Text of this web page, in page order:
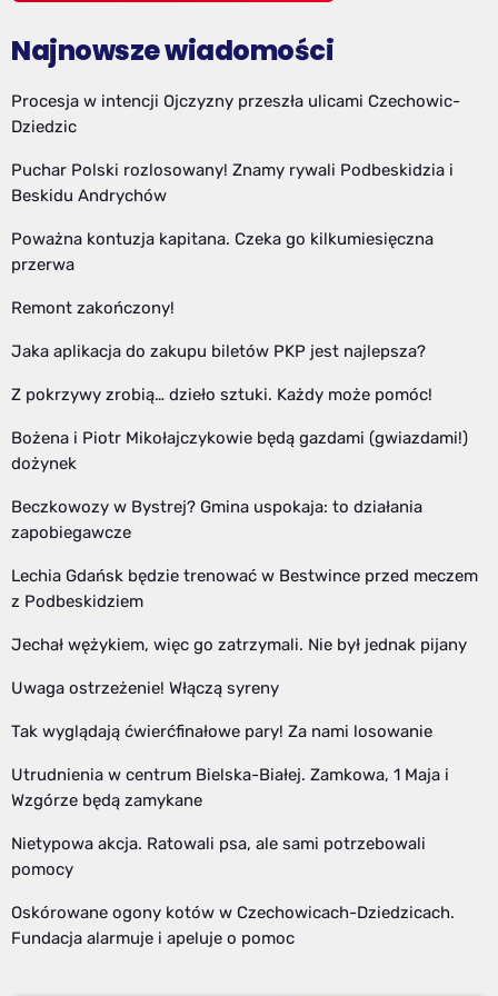
Najnowsze wiadomości
Procesja w intencji Ojczyzny przeszła ulicami Czechowic-
Dziedzic
Puchar Polski rozlosowany! Znamy rywali Podbeskidzia i
Beskidu Andrychów
Poważna kontuzja kapitana. Czeka go kilkumiesięczna
przerwa
Remont zakończony!
Jaka aplikacja do zakupu biletów PKP jest najlepsza?
Z pokrzywy zrobią… dzieło sztuki. Każdy może pomóc!
Bożena i Piotr Mikołajczykowie będą gazdami (gwiazdami!)
dożynek
Beczkowozy w Bystrej? Gmina uspokaja: to działania
zapobiegawcze
Lechia Gdańsk będzie trenować w Bestwince przed meczem
z Podbeskidziem
Jechał wężykiem, więc go zatrzymali. Nie był jednak pijany
Uwaga ostrzeżenie! Włączą syreny
Tak wyglądają ćwierćfinałowe pary! Za nami losowanie
Utrudnienia w centrum Bielska-Białej. Zamkowa, 1 Maja i
Wzgórze będą zamykane
Nietypowa akcja. Ratowali psa, ale sami potrzebowali
pomocy
Oskórowane ogony kotów w Czechowicach-Dziedzicach.
Fundacja alarmuje i apeluje o pomoc